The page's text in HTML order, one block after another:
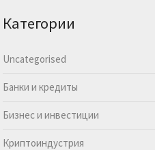
Категории
Uncategorised
Банки и кредиты
Бизнес и инвестиции
Криптоиндустрия